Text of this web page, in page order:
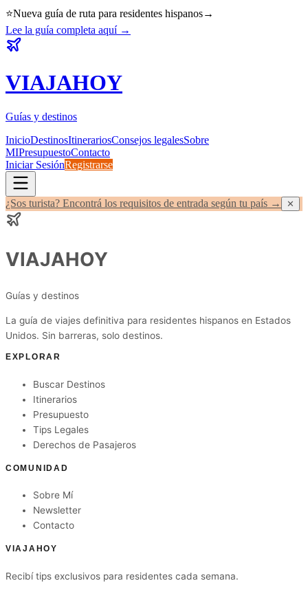
⭐Nueva guía de ruta para residentes hispanos→
Lee la guía completa aquí →
VIAJAHOY
Guías y destinos
InicioDestinosItinerariosConsejos legalesSobre
MIPresupuestoContacto
Iniciar SesiónRegistrarse
¿Sos turista? Encontrá los requisitos de entrada según tu país → ✕
VIAJAHOY
Guías y destinos
La guía de viajes definitiva para residentes hispanos en Estados
Unidos. Sin barreras, solo destinos.
EXPLORAR
Buscar Destinos
Itinerarios
Presupuesto
Tips Legales
Derechos de Pasajeros
COMUNIDAD
Sobre Mí
Newsletter
Contacto
VIAJAHOY
Recibí tips exclusivos para residentes cada semana.